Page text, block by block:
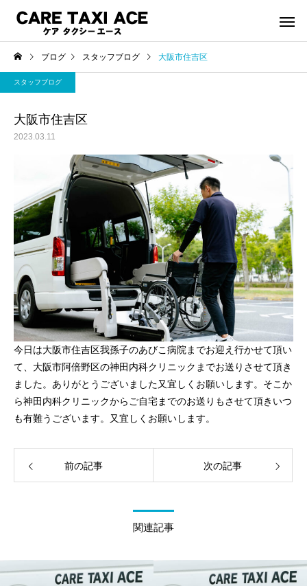
介護タクシー 救援事
スタッフブログ
夜間介護タクシーご利用
スタッフブログ
緊急搬送された後介護
シーご利用で帰宅
ブログ スタッフブログ 大阪市住吉区
スタッフブログ
大阪市住吉区
2023.03.11
今日は大阪市住吉区我孫子のあびこ病院までお迎え行かせて頂い
て、大阪市阿倍野区の神田内科クリニックまでお送りさせて頂き
ました。ありがとうございました又宜しくお願いします。そこか
ら神田内科クリニックからご自宅までのお送りもさせて頂きいつ
も有難うございます。又宜しくお願いします。
前の記事 次の記事
関連記事